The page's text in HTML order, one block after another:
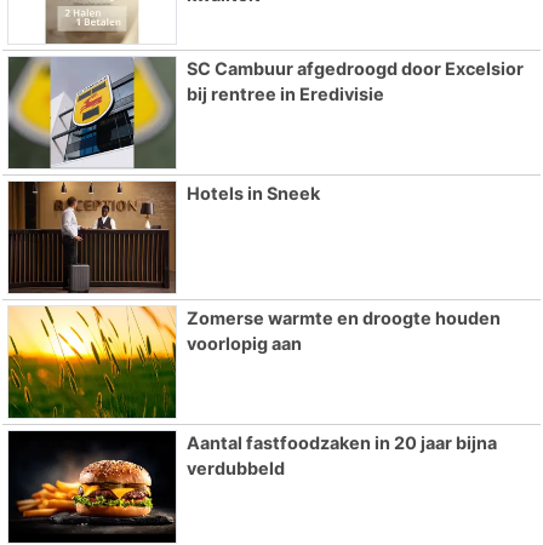
SC Cambuur afgedroogd door Excelsior
bij rentree in Eredivisie
Hotels in Sneek
Zomerse warmte en droogte houden
voorlopig aan
Aantal fastfoodzaken in 20 jaar bijna
verdubbeld